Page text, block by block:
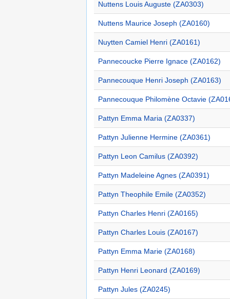
Nuttens Louis Auguste (ZA0303)
Nuttens Maurice Joseph (ZA0160)
Nuytten Camiel Henri (ZA0161)
Pannecoucke Pierre Ignace (ZA0162)
Pannecouque Henri Joseph (ZA0163)
Pannecouque Philomène Octavie
Pattyn Emma Maria (ZA0337)
Pattyn Julienne Hermine (ZA0361)
Pattyn Leon Camilus (ZA0392)
Pattyn Madeleine Agnes (ZA0391)
Pattyn Theophile Emile (ZA0352)
Pattyn Charles Henri (ZA0165)
Pattyn Charles Louis (ZA0167)
Pattyn Emma Marie (ZA0168)
Pattyn Henri Leonard (ZA0169)
Pattyn Jules (ZA0245)